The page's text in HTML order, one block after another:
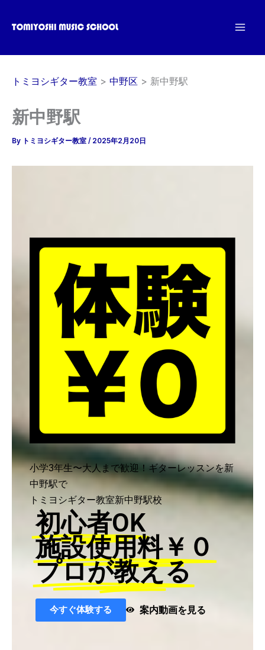
ス
トミヨシギター教室 中野区 新中野駅
新中野駅
By トミヨシギター教室 / 2025年2月20日
小学3年生〜大人まで歓迎！ギターレッスンを新
中野駅で
トミヨシギター教室新中野駅校
初心者OK
施設使用料￥０
プロが教える
今すぐ体験する 案内動画を見る